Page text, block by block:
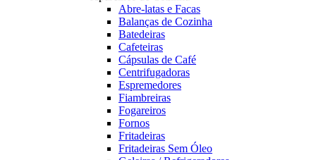
Abre-latas e Facas
Balanças de Cozinha
Batedeiras
Cafeteiras
Cápsulas de Café
Centrifugadoras
Espremedores
Fiambreiras
Fogareiros
Fornos
Fritadeiras
Fritadeiras Sem Óleo